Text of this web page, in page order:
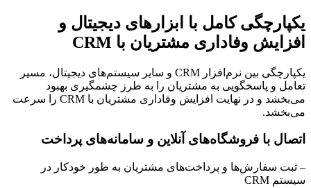
یکپارچگی کامل با ابزارهای دیجیتال و
افزایش وفاداری مشتریان با CRM
یکپارچگی بین نرم‌افزار CRM و سایر سیستم‌های دیجیتال، مسیر
تعامل و پاسخگویی به مشتریان را به طرز چشمگیری بهبود
می‌بخشد و در نهایت افزایش وفاداری مشتریان با CRM را سرعت
می‌بخشد.
اتصال با فروشگاه‌های آنلاین و سامانه‌های پرداخت
– ثبت سفارش‌ها و پرداخت‌های مشتریان به طور خودکار در
سیستم CRM